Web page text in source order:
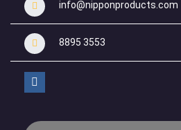
info@nipponproducts.com
8895 3553